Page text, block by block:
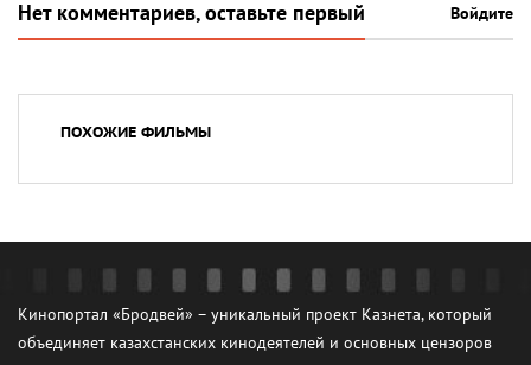
Нет комментариев, оставьте первый Войдите
ПОХОЖИЕ ФИЛЬМЫ
Кинопортал «Бродвей» – уникальный проект Казнета, который
объединяет казахстанских кинодеятелей и основных цензоров